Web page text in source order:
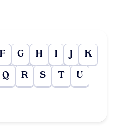
F G H I J K
Q R S T U